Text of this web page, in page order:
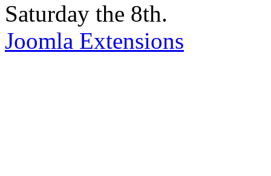
Saturday the 8th.
Joomla Extensions